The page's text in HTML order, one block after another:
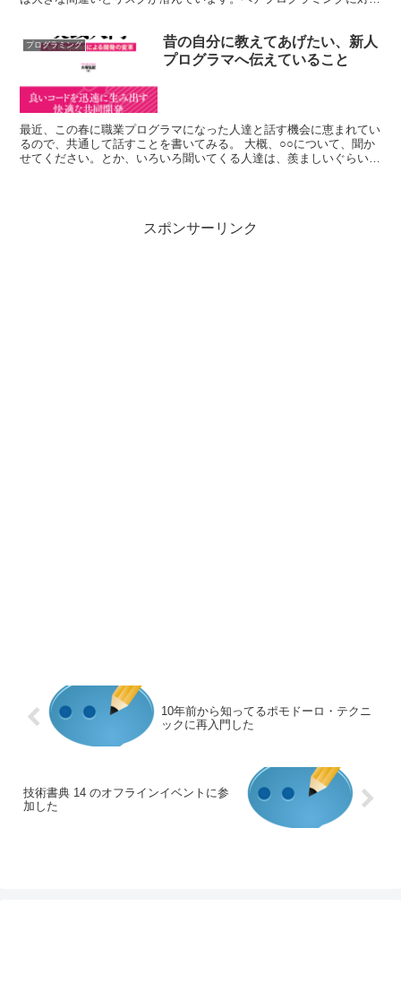
プログラミング
昔の自分に教えてあげたい、新人
プログラマへ伝えていること
最近、この春に職業プログラマになった人達と話す機会に恵まれてい
るので、共通して話すことを書いてみる。 大概、○○について、聞か
せてください。とか、いろいろ聞いてくる人達は、羨ましいぐらい、
スポンサーリンク
10年前から知ってるポモドーロ・テクニ
ックに再入門した
技術書典 14 のオフラインイベントに参
加した